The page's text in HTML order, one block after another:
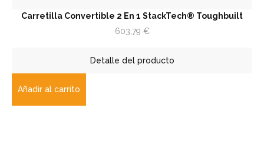
Convertible 2 En 1 StackTech® Toughbuilt
Detalle del producto
al carrito